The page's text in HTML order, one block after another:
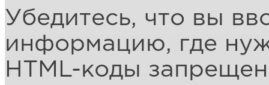
Убедитесь, что вы
информацию, где
HTML-коды